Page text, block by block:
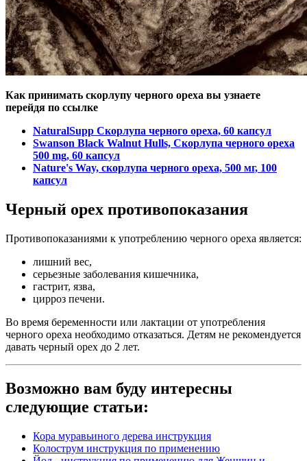
Как принимать скорлупу черного ореха вы узнаете
перейдя по ссылке
NaturalSupp Скорлупа черного ореха, 60 капсул
Swanson Black Walnut Hulls, Скорлупа черного ореха
500 mg, 60 капсул
Nature's Way, скорлупа черного ореха, 500 мг, 100
капсул
Черный орех противопоказания
Противопоказаниями к употреблению черного ореха является:
лишний вес,
серьезные заболевания кишечника,
гастрит, язва,
цирроз печени.
Во время беременности или лактации от употребления
черного ореха необходимо отказаться. Детям не рекомендуется
давать черный орех до 2 лет.
Возможно вам буду интересны
следующие статьи:
Кора муравьиного дерева инструкция
Колострум инструкция по применению